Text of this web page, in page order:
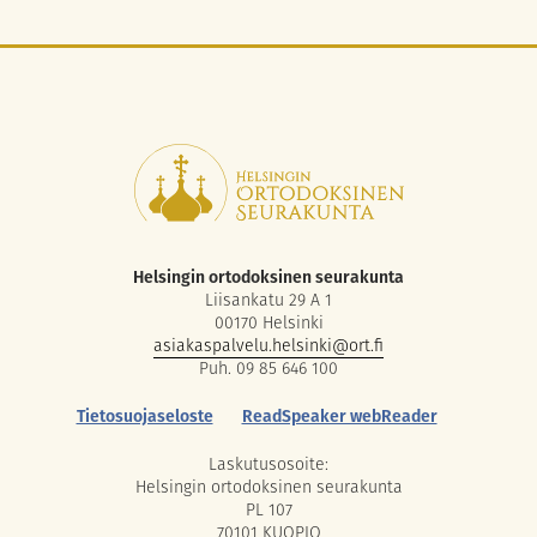
Helsingin ortodoksinen seurakunta
Liisankatu 29 A 1
00170 Helsinki
asiakaspalvelu.helsinki@ort.fi
Puh. 09 85 646 100
Tietosuojaseloste
ReadSpeaker webReader
Laskutusosoite:
Helsingin ortodoksinen seurakunta
PL 107